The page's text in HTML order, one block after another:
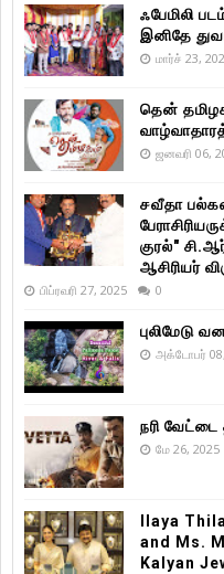
ஃபேமிலி
இனிதே
மார்ச் 23,
தென்
ஜனவரி 06,
சவீதா
குரல்"
ஆசிரியர்
பிப்ரவரி 27, 2025 0
புலிமேடு
அக்டோபர்
நரி
மே 26, 2025
Ilaya
and Ms.
Kalyan